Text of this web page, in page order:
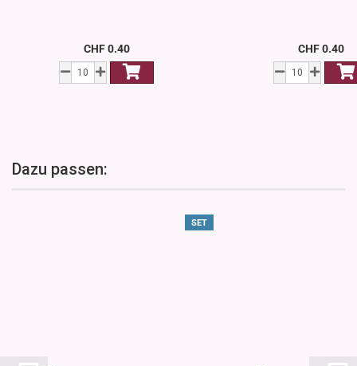
CHF 0.40 CHF 0.40
Dazu passen:
SET